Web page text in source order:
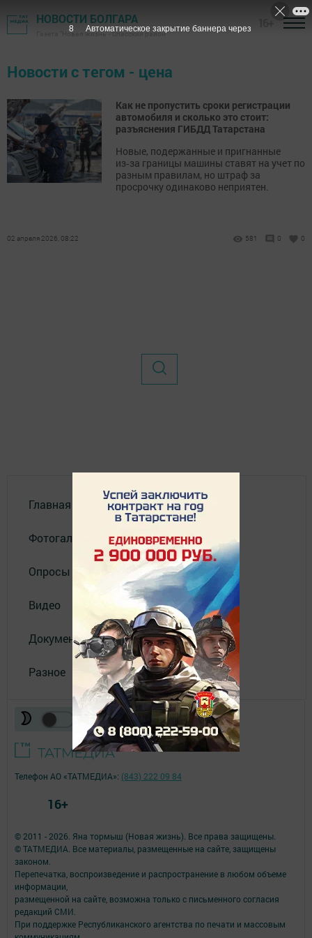
НОВОСТИ БОЛГАРА
Газета "Новая жизнь" - Спасский район
Новости с тегом - цена
Как не пропустить сроки регистрации
автомобиля и сколько это стоит:
разъяснения ГИБДД Татарстана
Новые, подержанные и пригнанные
из‑за границы машины ставят на учет по
разным правилам, но штраф за
просрочку одинаково неприятен.
02 апреля 2026, 08:22 581 0 0
Главная
Фотогалереи
Опросы
Видео
Документы
Разное
© 2011 - 2026. Яна тормыш (Новая жизнь). Все права защищены.
© ТАТМЕДИА. Все материалы, размещенные на сайте, защищены
законом.
Перепечатка, воспроизведение и распространение в любом объеме
информации,
размещенной на сайте, возможна только с письменного согласия
редакций СМИ.
При поддержке Республиканского агентства по печати и массовым
Телефон АО «ТАТМЕДИА»: (843) 222 09 84
16+
8 Автоматическое закрытие баннера через